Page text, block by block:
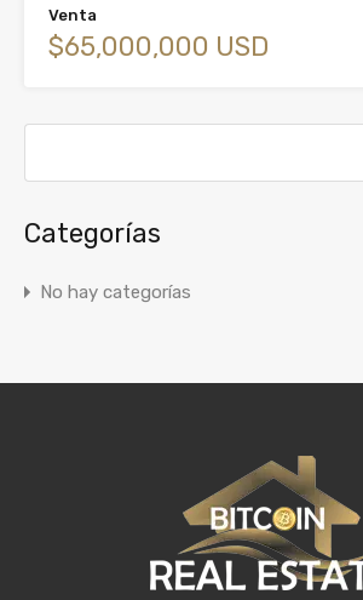
Venta
$65,000,000 USD
Categorías
No hay categorías